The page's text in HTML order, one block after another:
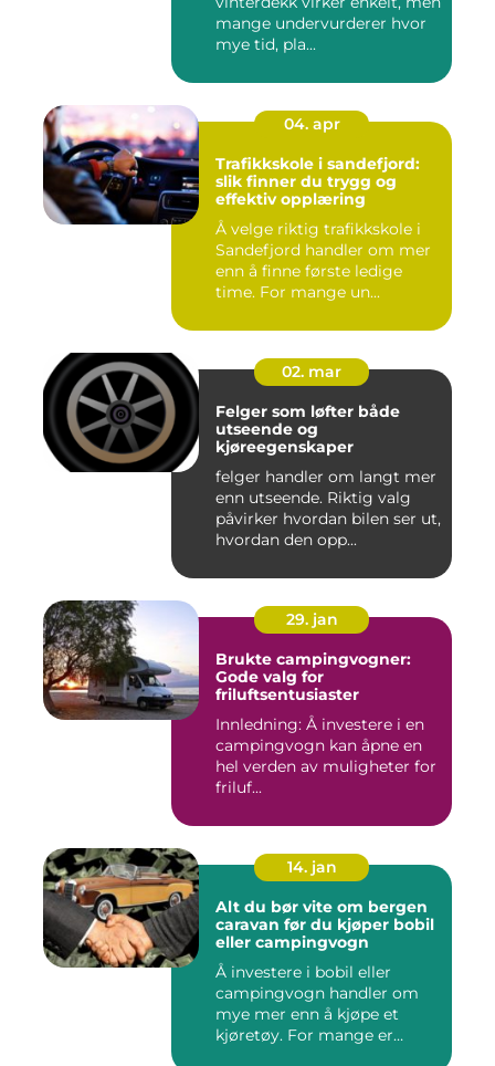
mange undervurderer hvor
mye tid, pla...
04. apr
Trafikkskole i sandefjord:
slik finner du trygg og
effektiv opplæring
Å velge riktig trafikkskole i
Sandefjord handler om mer
enn å finne første ledige
time. For mange un...
02. mar
Felger som løfter både
utseende og
kjøreegenskaper
felger handler om langt mer
enn utseende. Riktig valg
påvirker hvordan bilen ser ut,
hvordan den opp...
29. jan
Brukte campingvogner:
Gode valg for
friluftsentusiaster
Innledning: Å investere i en
campingvogn kan åpne en
hel verden av muligheter for
friluf...
14. jan
Alt du bør vite om bergen
caravan før du kjøper bobil
eller campingvogn
Å investere i bobil eller
campingvogn handler om
mye mer enn å kjøpe et
kjøretøy. For mange er